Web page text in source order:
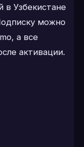
в Узбекистане
можно
а все
активации.